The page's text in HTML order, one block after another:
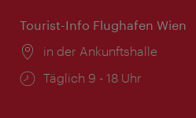
Tourist-Info Flughafen Wien
Ort:
in der Ankunftshalle
Öffnungszeiten:
Täglich 9 - 18 Uhr